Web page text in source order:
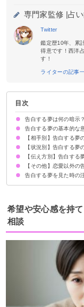
専門家監修 | 占
Twitter
鑑定歴10年、累
得意です！西洋
す！
ライターの記事
目次
告白する夢は何の暗示？
告白する夢の基本的な
誰かに気持ちを伝え
状況によって意味が
【相手別】告白する夢
好きな人に告白する夢
芸能人に告白する夢【
元彼・元カノに告白す
好きじゃない人に告白
知らない人に告白する
同級生に告白する夢【
友達に告白する夢【
恋人に告白する夢【
同性に告白する夢【
昔好きだった人に告白
【状況別】告白する夢
告白して成功する夢
告白して失敗する夢
【伝え方別】告白する
LINE・メールで告白
電話で告白する夢【
直接告白する夢【警
【その他】恋愛以外の
罪を告白する夢【凶
借金を告白する夢【
秘密を告白する夢【
告白する夢を見た時の
恋愛に積極的になる
吉夢なら人に話さず
希望や安心感を持
相談